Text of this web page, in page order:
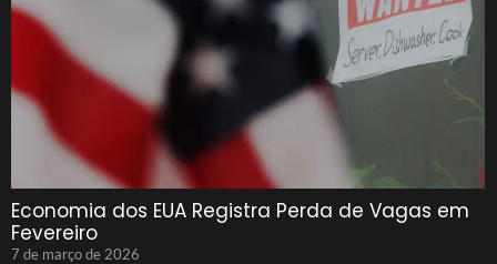
Economia dos EUA Registra Perda de Vagas em
Fevereiro
7 de março de 2026